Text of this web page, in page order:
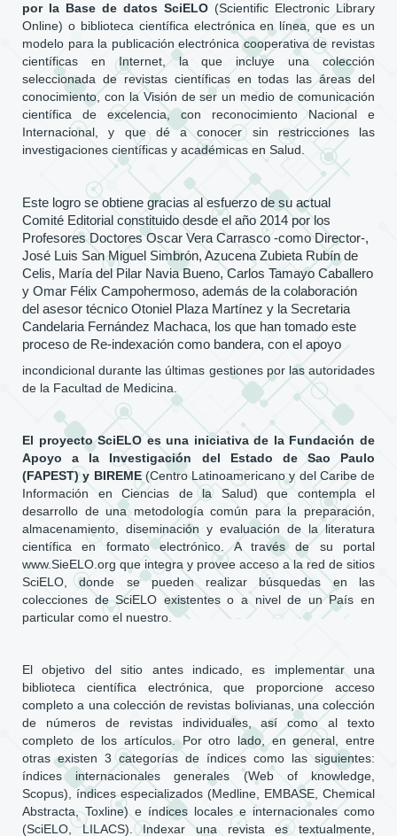
por la Base de datos SciELO (Scientific Electronic Library
Online) o biblioteca científica electrónica en línea, que es un
modelo para la publicación electrónica cooperativa de revistas
científicas en Internet, la que incluye una colección
seleccionada de revistas científicas en todas las áreas del
conocimiento, con la Visión de ser un medio de comunicación
científica de excelencia, con reconocimiento Nacional e
Internacional, y que dé a conocer sin restricciones las
investigaciones científicas y académicas en Salud.
Este logro se obtiene gracias al esfuerzo de su actual
Comité Editorial constituido desde el año 2014 por los
Profesores Doctores Oscar Vera Carrasco -como Director-,
José Luis San Miguel Simbrón, Azucena Zubieta Rubín de
Celis, María del Pilar Navia Bueno, Carlos Tamayo Caballero
y Omar Félix Campohermoso, además de la colaboración
del asesor técnico Otoniel Plaza Martínez y la Secretaria
Candelaria Fernández Machaca, los que han tomado este
proceso de Re-indexación como bandera, con el apoyo
incondicional durante las últimas gestiones por las autoridades
de la Facultad de Medicina.
El proyecto SciELO es una iniciativa de la Fundación de
Apoyo a la Investigación del Estado de Sao Paulo
(FAPEST) y BIREME(Centro Latinoamericano y del Caribe de
Información en Ciencias de la Salud) que contempla el
desarrollo de una metodología común para la preparación,
almacenamiento, diseminación y evaluación de la literatura
científica en formato electrónico. A través de su portal
www.SieELO.org que integra y provee acceso a la red de sitios
SciELO, donde se pueden realizar búsquedas en las
colecciones de SciELO existentes o a nivel de un País en
particular como el nuestro.
El objetivo del sitio antes indicado, es implementar una
biblioteca científica electrónica, que proporcione acceso
completo a una colección de revistas bolivianas, una colección
de números de revistas individuales, así como al texto
completo de los artículos. Por otro lado, en general, entre
otras existen 3 categorías de índices como las siguientes:
índices internacionales generales (Web of knowledge,
Scopus), índices especializados (Medline, EMBASE, Chemical
Abstracta, Toxline) e índices locales e internacionales como
(SciELO, LILACS). Indexar una revista es textualmente,